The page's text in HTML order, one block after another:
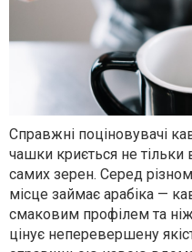
Справжні поціновувачі
чашки криється не тільки
самих зерен. Серед
місце займає арабіка —
смаковим профілем та
цінує неперевершену